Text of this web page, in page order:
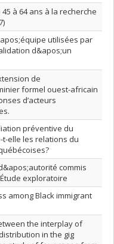
à 64 ans à la recherche
utilisées par
d&apos;un
de
formel ouest-africain
d’acteurs
préventive du
elle les relations du
commis
exploratoire
among Black immigrant
the interplay of
in the gig